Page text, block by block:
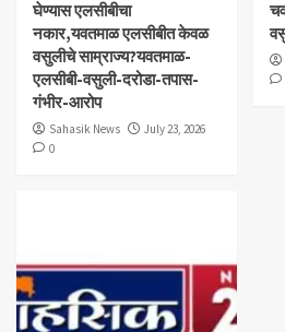
घेण्यास एलसीबीचा
नकार,यवतमाळ एलसीबीत केवळ
वसुलीचे साम्राज्य?यवतमाळ-
एलसीबी-वसुली-दरोडा-तपास-
गंभीर-आरोप
Sahasik News
July 23, 2026
0